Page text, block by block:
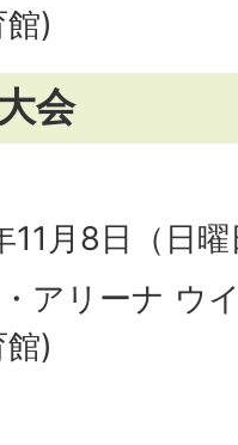
)
会
11月8日（日
アリーナ ウ
)